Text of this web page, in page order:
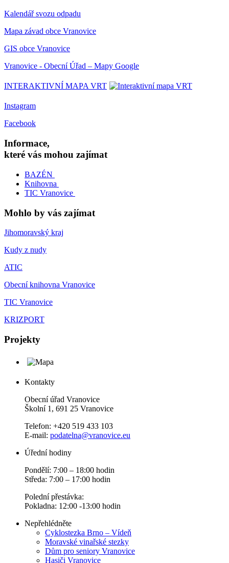
Kalendář svozu odpadu
Mapa závad obce Vranovice
GIS obce Vranovice
Vranovice - Obecní Úřad – Mapy Google
INTERAKTIVNÍ MAPA VRT
Instagram
Facebook
Informace,
které vás mohou zajímat
BAZÉN
Knihovna
TIC Vranovice
Mohlo by vás zajímat
Jihomoravský kraj
Kudy z nudy
ATIC
Obecní knihovna Vranovice
TIC Vranovice
KRIZPORT
Projekty
Kontakty
Obecní úřad Vranovice
Školní 1, 691 25 Vranovice
Telefon: +420 519 433 103
E-mail: podatelna@vranovice.eu
Úřední hodiny
Pondělí: 7:00 – 18:00 hodin
Středa: 7:00 – 17:00 hodin
Polední přestávka:
Pokladna: 12:00 -13:00 hodin
Nepřehlédněte
Cyklostezka Brno – Vídeň
Moravské vinařské stezky
Dům pro seniory Vranovice
Hasiči Vranovice